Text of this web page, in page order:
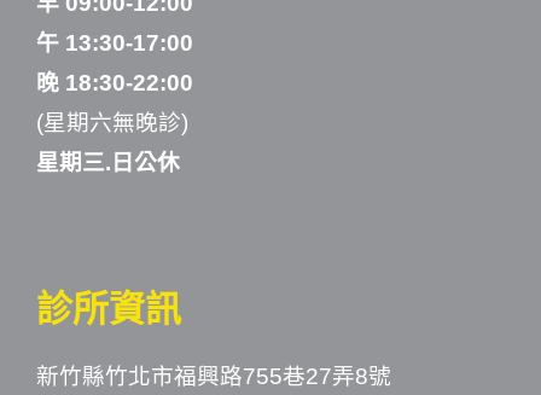
午 13:30-17:00
晚 18:30-22:00
(星期六無晚診)
星期三.日公休
診所資訊
新竹縣竹北市福興路755巷27弄8號